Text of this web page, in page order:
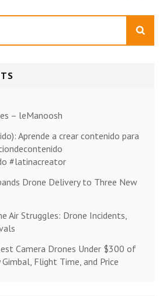
– leManoosh
Aprende a crear contenido para
#latinacreator
Drone Delivery to Three New
Air Struggles: Drone Incidents,
Camera Drones Under $300 of
Flight Time, and Price